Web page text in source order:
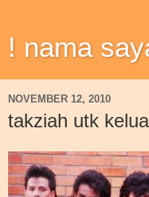
! nama
NOVEMBER 12, 2010
takziah utk